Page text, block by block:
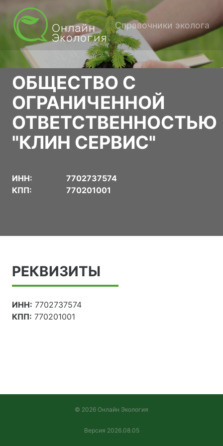
Справочники эколога
ОБЩЕСТВО С
ОГРАНИЧЕННОЙ
ОТВЕТСТВЕННОСТЬЮ
"КЛИН СЕРВИС"
ИНН:
7702737574
КПП:
770201001
РЕКВИЗИТЫ
ИНН: 7702737574
КПП: 770201001
© 2026 Онлайн Экология
Версия 2026.08.05